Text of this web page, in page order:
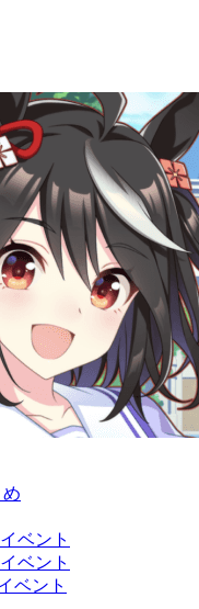
ベント
ベント
ベント